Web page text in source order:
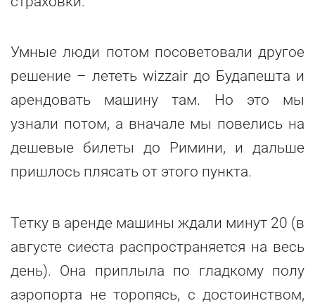
Умные люди потом посоветовали другое
решение – лететь wizzair до Будапешта и
арендовать машину там. Но это мы
узнали потом, а вначале мы повелись на
дешевые билеты до Римини, и дальше
пришлось плясать от этого пункта.
Тетку в аренде машины ждали минут 20 (в
августе сиеста распространяется на весь
день). Она приплыла по гладкому полу
аэропорта не торопясь, с достоинством,